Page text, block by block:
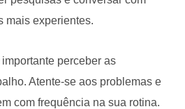
mais experientes.
perceber as
Atente-se aos problemas e
com frequência na sua rotina.